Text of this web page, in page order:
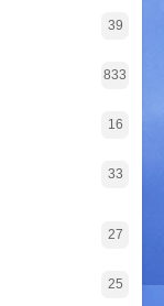
39
833
16
33
27
25